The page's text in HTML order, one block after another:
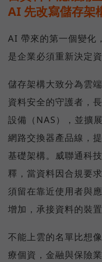
AI 先改寫儲存架
AI 帶來的第一個變化
是企業必須重新決定
儲存架構大致分為雲
資料安全的守護者，
設備（NAS），並擴
網路交換器產品線，
基礎架構。威聯通科
釋，當資料因合規要
須留在靠近使用者與
增加，承接資料的裝
不能上雲的名單比想
療個資，金融與保險